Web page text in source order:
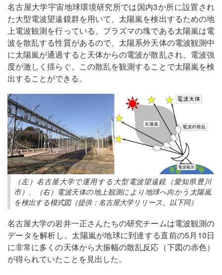
名古屋大学宇宙地球環境研究所では国内3か所に設置され
た大型電波望遠鏡群を用いて、太陽嵐を検出するための地
上電波観測を行っている。プラズマの塊である太陽嵐は電
波を散乱する性質があるので、太陽系外天体の電波観測中
に太陽嵐が通過すると天体からの電波が散乱され、電波強
度が激しく揺らぐ。この散乱を観測することで太陽嵐を検
出することができる。
（左）名古屋大学で運用する大型電波望遠鏡（愛知県豊川
市）、（右）電波天体の地上観測により地球へ向かう太陽嵐
を検出する模式図（提供：名古屋大学リリース、以下同）
名古屋大学の岩井一正さんたちの研究チームは電波観測の
データを解析し、太陽嵐が地球に到達する直前の5月10日
に非常に多くの天体から大振幅の散乱反応（下図の赤色）
が得られていたことを見出した。